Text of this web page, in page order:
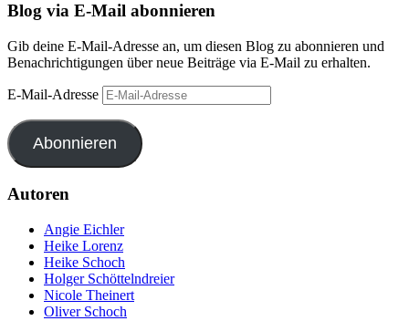
Blog via E-Mail abonnieren
Gib deine E-Mail-Adresse an, um diesen Blog zu abonnieren und
Benachrichtigungen über neue Beiträge via E-Mail zu erhalten.
E-Mail-Adresse
Abonnieren
Autoren
Angie Eichler
Heike Lorenz
Heike Schoch
Holger Schöttelndreier
Nicole Theinert
Oliver Schoch